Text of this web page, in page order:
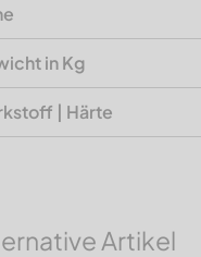
in Kg
| Härte
Artikel